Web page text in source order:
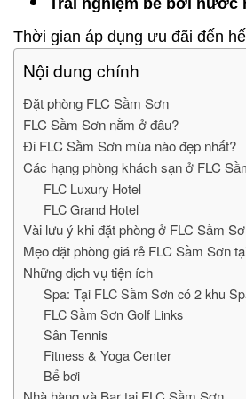
Trải nghiệm bể bơi
Thời gian áp dụng ưu đãi đến
Nội dung chính
Đặt phòng FLC Sầm Sơn
FLC Sầm Sơn nằm ở đâu?
Đi FLC Sầm Sơn mùa nào đẹp nhất?
Các hạng phòng khách sạn ở FLC
FLC Luxury Hotel
FLC Grand Hotel
Vài lưu ý khi đặt phòng ở FLC Sầm
Mẹo đặt phòng giá rẻ FLC Sầm Sơn
Những dịch vụ tiện ích
Spa: Tại FLC Sầm Sơn có 2 khu
FLC Sầm Sơn Golf Links
Sân Tennis
Fitness & Yoga Center
Bể bơi